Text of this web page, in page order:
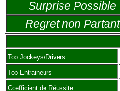
Surprise Possible
Regret non Partant
Top Jockeys/Drivers
Top Entraineurs
Coefficient de Réussite